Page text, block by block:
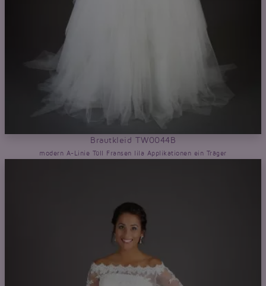
Brautkleid TW0044B
modern A-Linie Tüll Fransen lila Applikationen ein Träger